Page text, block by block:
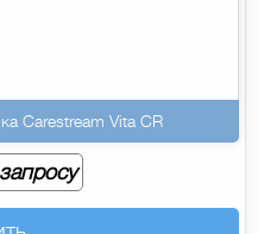
Carestream Vita CR